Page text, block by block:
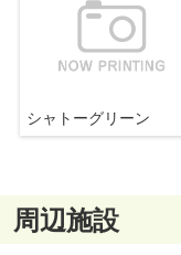
シャトーグリーン
周辺施設